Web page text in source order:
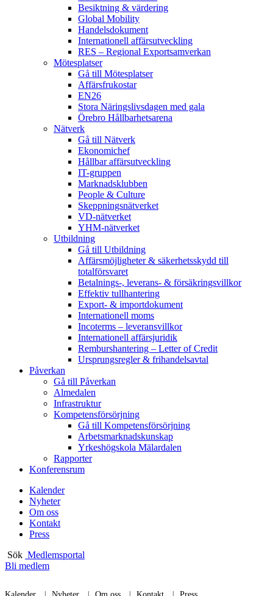
Besiktning & värdering
Global Mobility
Handelsdokument
Internationell affärsutveckling
RES – Regional Exportsamverkan
Mötesplatser
Gå till Mötesplatser
Affärsfrukostar
EN26
Stora Näringslivsdagen med gala
Örebro Hållbarhetsarena
Nätverk
Gå till Nätverk
Ekonomichef
Hållbar affärsutveckling
IT-gruppen
Marknadsklubben
People & Culture
Skeppningsnätverket
VD-nätverket
YHM-nätverket
Utbildning
Gå till Utbildning
Affärsmöjligheter & säkerhetsskydd till
totalförsvaret
Betalnings-, leverans- & försäkringsvillkor
Effektiv tullhantering
Export- & importdokument
Internationell moms
Incoterms – leveransvillkor
Internationell affärsjuridik
Remburshantering – Letter of Credit
Ursprungsregler & frihandelsavtal
Påverkan
Gå till Påverkan
Almedalen
Infrastruktur
Kompetensförsörjning
Gå till Kompetensförsörjning
Arbetsmarknadskunskap
Yrkeshögskola Mälardalen
Rapporter
Konferensrum
Kalender
Nyheter
Om oss
Kontakt
Press
Sök Medlemsportal
Bli medlem